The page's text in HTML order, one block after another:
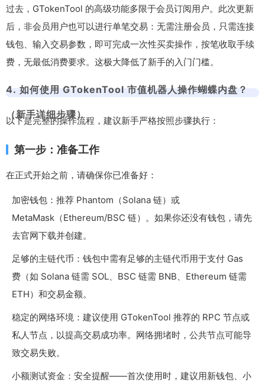
过去，GTokenTool 的高级功能多限于会员订阅用户。此次更新
后，非会员用户也可以进行单笔交易：无需注册会员，只需连接
钱包、输入交易参数，即可完成一次性买卖操作，按笔收取手续
费，无最低消费要求。这极大降低了新手的入门门槛。
4. 如何使用 GTokenTool 市值机器人操作蝴蝶内盘？
（新手详细步骤）
以下是完整的操作流程，建议新手严格按照步骤执行：
第一步：准备工作
在正式开始之前，请确保你已准备好：
加密钱包：推荐 Phantom（Solana 链）或
MetaMask（Ethereum/BSC 链）。如果你还没有钱包，请先
去官网下载并创建。
足够的主链代币：钱包中需有足够的主链代币用于支付 Gas
费（如 Solana 链需 SOL、BSC 链需 BNB、Ethereum 链需
ETH）和交易金额。
稳定的网络环境：建议使用 GTokenTool 推荐的 RPC 节点或
私人节点，以提高交易成功率。网络拥堵时，公共节点可能导
致交易失败。
小额测试资金：安全提醒——首次使用时，建议用新钱包、小